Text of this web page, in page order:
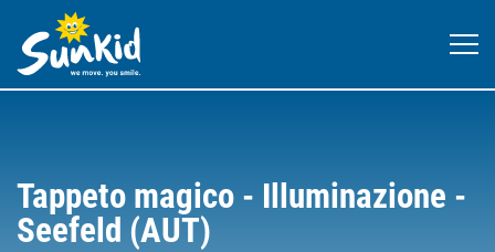
Tappeto magico - Illuminazione -
Seefeld (AUT)